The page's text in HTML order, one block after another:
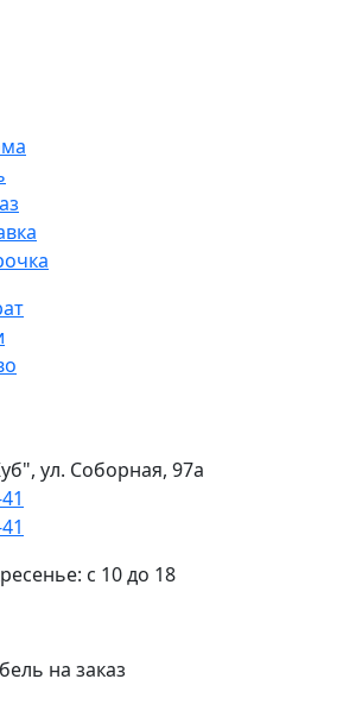
ул. Соборная, 97а
с 10 до 18
на заказ